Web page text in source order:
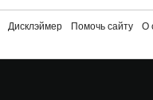
Дисклэймер Помочь сайту О